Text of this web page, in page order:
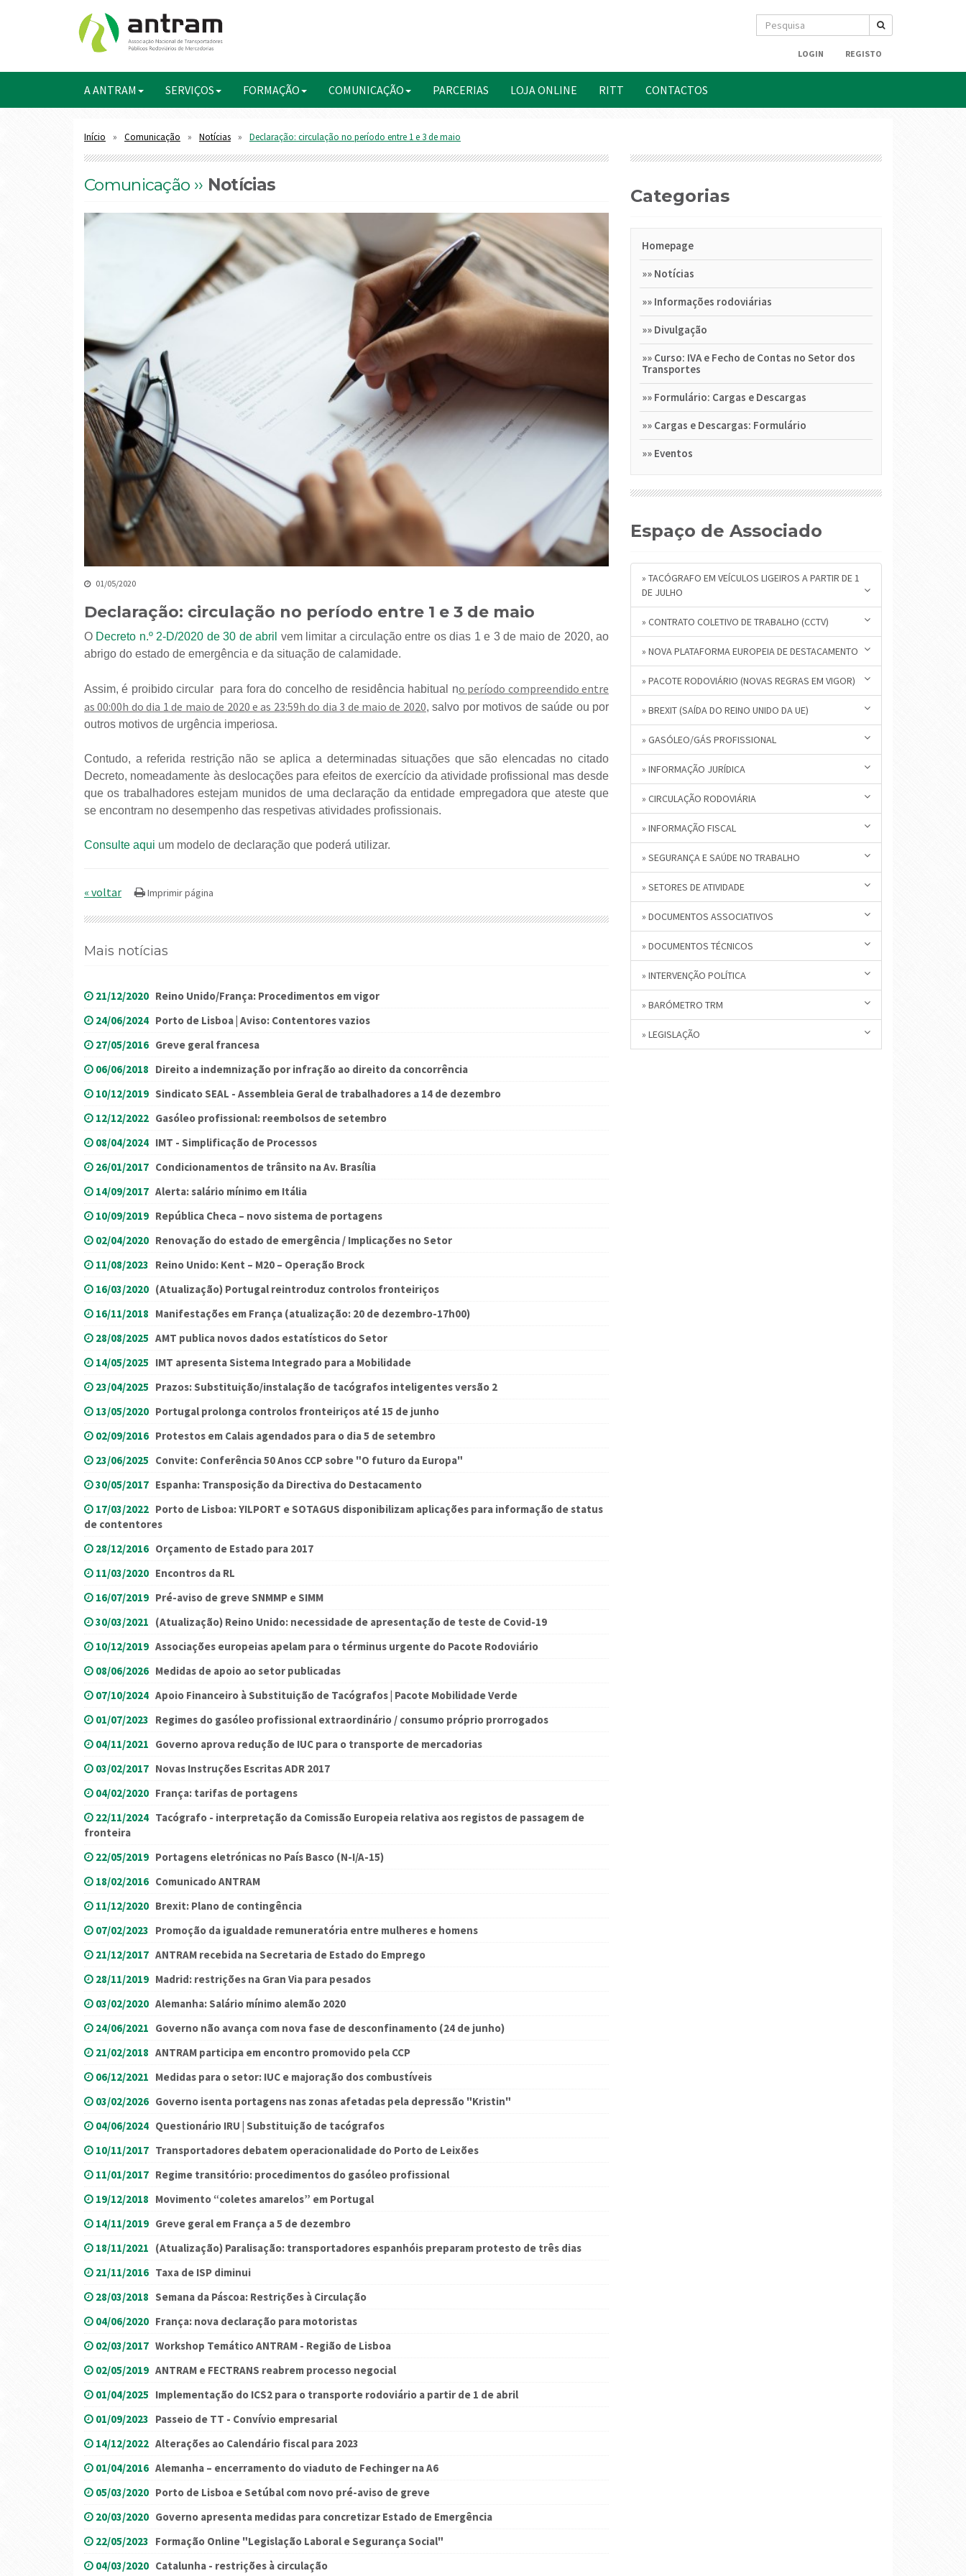
LOGIN REGISTO
A ANTRAM SERVIÇOS FORMAÇÃO COMUNICAÇÃO PARCERIAS LOJA ONLINE RITT CONTACTOS
Início Comunicação Notícias Declaração: circulação no período entre 1 e 3 de maio
Comunicação ›› Notícias
01/05/2020
Declaração: circulação no período entre 1 e 3 de maio
O Decreto n.º 2-D/2020 de 30 de abril vem limitar a circulação entre os dias 1 e 3 de maio de 2020, ao
abrigo do estado de emergência e da situação de calamidade.
Assim, é proibido circular para fora do concelho de residência habitual no período compreendido entre
as 00:00h do dia 1 de maio de 2020 e as 23:59h do dia 3 de maio de 2020, salvo por motivos de saúde ou por
outros motivos de urgência imperiosa.
Contudo, a referida restrição não se aplica a determinadas situações que são elencadas no citado
Decreto, nomeadamente às deslocações para efeitos de exercício da atividade profissional mas desde
que os trabalhadores estejam munidos de uma declaração da entidade empregadora que ateste que
se encontram no desempenho das respetivas atividades profissionais.
Consulte aqui um modelo de declaração que poderá utilizar.
« voltar
Mais notícias
21/12/2020 Reino Unido/França: Procedimentos em vigor
24/06/2024 Porto de Lisboa | Aviso: Contentores vazios
27/05/2016 Greve geral francesa
06/06/2018 Direito a indemnização por infração ao direito da concorrência
10/12/2019 Sindicato SEAL - Assembleia Geral de trabalhadores a 14 de dezembro
12/12/2022 Gasóleo profissional: reembolsos de setembro
08/04/2024 IMT - Simplificação de Processos
26/01/2017 Condicionamentos de trânsito na Av. Brasília
14/09/2017 Alerta: salário mínimo em Itália
10/09/2019 República Checa – novo sistema de portagens
02/04/2020 Renovação do estado de emergência / Implicações no Setor
11/08/2023 Reino Unido: Kent – M20 – Operação Brock
16/03/2020 (Atualização) Portugal reintroduz controlos fronteiriços
16/11/2018 Manifestações em França (atualização: 20 de dezembro-17h00)
28/08/2025 AMT publica novos dados estatísticos do Setor
14/05/2025 IMT apresenta Sistema Integrado para a Mobilidade
23/04/2025 Prazos: Substituição/instalação de tacógrafos inteligentes versão 2
13/05/2020 Portugal prolonga controlos fronteiriços até 15 de junho
02/09/2016 Protestos em Calais agendados para o dia 5 de setembro
23/06/2025 Convite: Conferência 50 Anos CCP sobre "O futuro da Europa"
30/05/2017 Espanha: Transposição da Directiva do Destacamento
17/03/2022 Porto de Lisboa: YILPORT e SOTAGUS disponibilizam aplicações para informação de status
de contentores
28/12/2016 Orçamento de Estado para 2017
11/03/2020 Encontros da RL
16/07/2019 Pré-aviso de greve SNMMP e SIMM
30/03/2021 (Atualização) Reino Unido: necessidade de apresentação de teste de Covid-19
10/12/2019 Associações europeias apelam para o términus urgente do Pacote Rodoviário
08/06/2026 Medidas de apoio ao setor publicadas
07/10/2024 Apoio Financeiro à Substituição de Tacógrafos | Pacote Mobilidade Verde
01/07/2023 Regimes do gasóleo profissional extraordinário / consumo próprio prorrogados
04/11/2021 Governo aprova redução de IUC para o transporte de mercadorias
03/02/2017 Novas Instruções Escritas ADR 2017
04/02/2020 França: tarifas de portagens
22/11/2024 Tacógrafo - interpretação da Comissão Europeia relativa aos registos de passagem de
fronteira
22/05/2019 Portagens eletrónicas no País Basco (N-I/A-15)
18/02/2016 Comunicado ANTRAM
11/12/2020 Brexit: Plano de contingência
07/02/2023 Promoção da igualdade remuneratória entre mulheres e homens
21/12/2017 ANTRAM recebida na Secretaria de Estado do Emprego
28/11/2019 Madrid: restrições na Gran Via para pesados
03/02/2020 Alemanha: Salário mínimo alemão 2020
24/06/2021 Governo não avança com nova fase de desconfinamento (24 de junho)
21/02/2018 ANTRAM participa em encontro promovido pela CCP
06/12/2021 Medidas para o setor: IUC e majoração dos combustíveis
03/02/2026 Governo isenta portagens nas zonas afetadas pela depressão "Kristin"
04/06/2024 Questionário IRU | Substituição de tacógrafos
10/11/2017 Transportadores debatem operacionalidade do Porto de Leixões
11/01/2017 Regime transitório: procedimentos do gasóleo profissional
19/12/2018 Movimento “coletes amarelos” em Portugal
14/11/2019 Greve geral em França a 5 de dezembro
18/11/2021 (Atualização) Paralisação: transportadores espanhóis preparam protesto de três dias
21/11/2016 Taxa de ISP diminui
28/03/2018 Semana da Páscoa: Restrições à Circulação
04/06/2020 França: nova declaração para motoristas
02/03/2017 Workshop Temático ANTRAM - Região de Lisboa
02/05/2019 ANTRAM e FECTRANS reabrem processo negocial
01/04/2025 Implementação do ICS2 para o transporte rodoviário a partir de 1 de abril
01/09/2023 Passeio de TT - Convívio empresarial
14/12/2022 Alterações ao Calendário fiscal para 2023
01/04/2016 Alemanha – encerramento do viaduto de Fechinger na A6
05/03/2020 Porto de Lisboa e Setúbal com novo pré-aviso de greve
20/03/2020 Governo apresenta medidas para concretizar Estado de Emergência
22/05/2023 Formação Online "Legislação Laboral e Segurança Social"
04/03/2020 Catalunha - restrições à circulação
Categorias
Homepage
»» Notícias
»» Informações rodoviárias
»» Divulgação
»» Curso: IVA e Fecho de Contas no Setor dos
Transportes
»» Formulário: Cargas e Descargas
»» Cargas e Descargas: Formulário
»» Eventos
Espaço de Associado
» TACÓGRAFO EM VEÍCULOS LIGEIROS A PARTIR DE 1
DE JULHO
» CONTRATO COLETIVO DE TRABALHO (CCTV)
» NOVA PLATAFORMA EUROPEIA DE DESTACAMENTO
» PACOTE RODOVIÁRIO (NOVAS REGRAS EM VIGOR)
» BREXIT (SAÍDA DO REINO UNIDO DA UE)
» GASÓLEO/GÁS PROFISSIONAL
» INFORMAÇÃO JURÍDICA
» CIRCULAÇÃO RODOVIÁRIA
» INFORMAÇÃO FISCAL
» SEGURANÇA E SAÚDE NO TRABALHO
» SETORES DE ATIVIDADE
» DOCUMENTOS ASSOCIATIVOS
» DOCUMENTOS TÉCNICOS
» INTERVENÇÃO POLÍTICA
» BARÓMETRO TRM
» LEGISLAÇÃO